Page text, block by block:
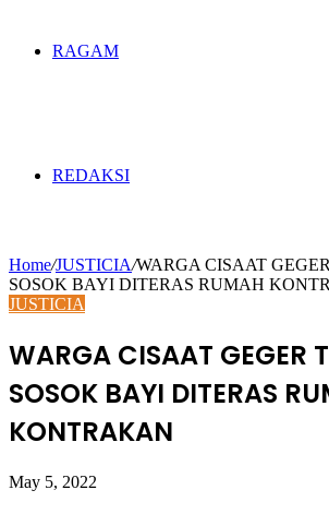
RAGAM
REDAKSI
Home/JUSTICIA/WARGA CISAAT
SOSOK BAYI DITERAS RUMAH
JUSTICIA
WARGA CISAAT GEGER
SOSOK BAYI DITERAS
KONTRAKAN
May 5, 2022